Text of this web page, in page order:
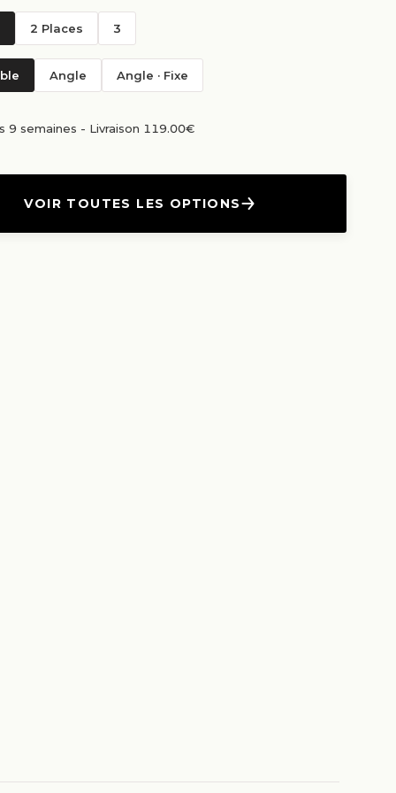
2 Places 3
Angle Angle · Fixe
9 semaines - Livraison 119.00€
VOIR TOUTES LES OPTIONS